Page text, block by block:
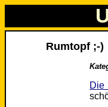
Rumtopf ;-)
Die